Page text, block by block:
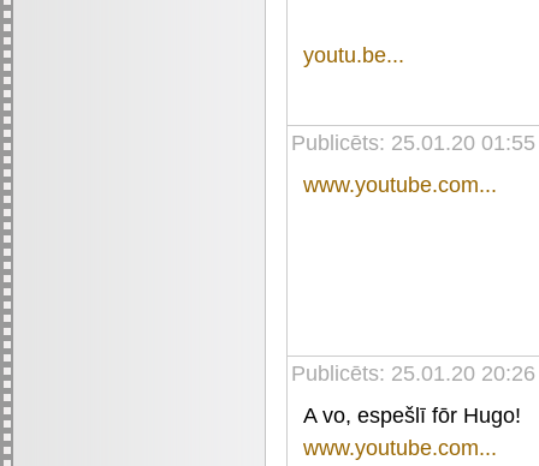
youtu.be...
Publicēts: 25.01.20 01:55
www.youtube.com...
Publicēts: 25.01.20 20:26
A vo, espešlī fōr Hugo!
www.youtube.com...